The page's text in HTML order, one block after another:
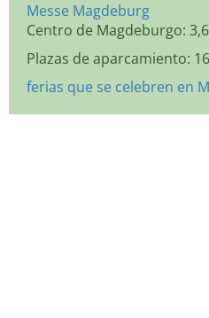
Messe Magdeburg
Centro de Magdeburgo:
Plazas de aparcamiento:
ferias que se celebren en